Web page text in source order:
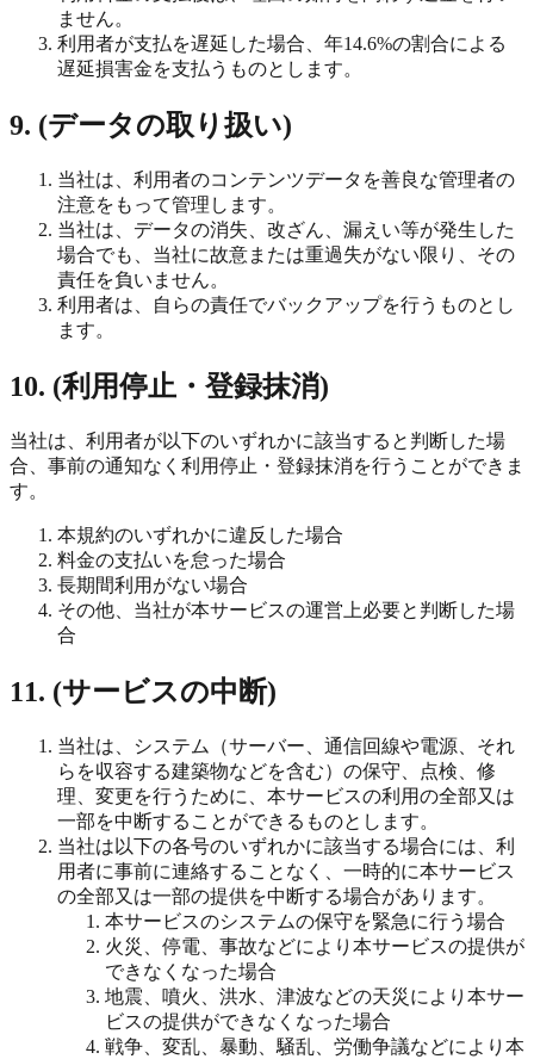
ません。
利用者が支払を遅延した場合、年14.6%の割合による
遅延損害金を支払うものとします。
9. (データの取り扱い)
当社は、利用者のコンテンツデータを善良な管理者の
注意をもって管理します。
当社は、データの消失、改ざん、漏えい等が発生した
場合でも、当社に故意または重過失がない限り、その
責任を負いません。
利用者は、自らの責任でバックアップを行うものとし
ます。
10. (利用停止・登録抹消)
当社は、利用者が以下のいずれかに該当すると判断した場
合、事前の通知なく利用停止・登録抹消を行うことができま
す。
本規約のいずれかに違反した場合
料金の支払いを怠った場合
長期間利用がない場合
その他、当社が本サービスの運営上必要と判断した場
合
11. (サービスの中断)
当社は、システム（サーバー、通信回線や電源、それ
らを収容する建築物などを含む）の保守、点検、修
理、変更を行うために、本サービスの利用の全部又は
一部を中断することができるものとします。
当社は以下の各号のいずれかに該当する場合には、利
用者に事前に連絡することなく、一時的に本サービス
の全部又は一部の提供を中断する場合があります。
本サービスのシステムの保守を緊急に行う場合
火災、停電、事故などにより本サービスの提供が
できなくなった場合
地震、噴火、洪水、津波などの天災により本サー
ビスの提供ができなくなった場合
戦争、変乱、暴動、騒乱、労働争議などにより本